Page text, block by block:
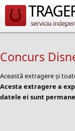
Concurs
Această extragere și
Acesta extragere a
datele ei sunt